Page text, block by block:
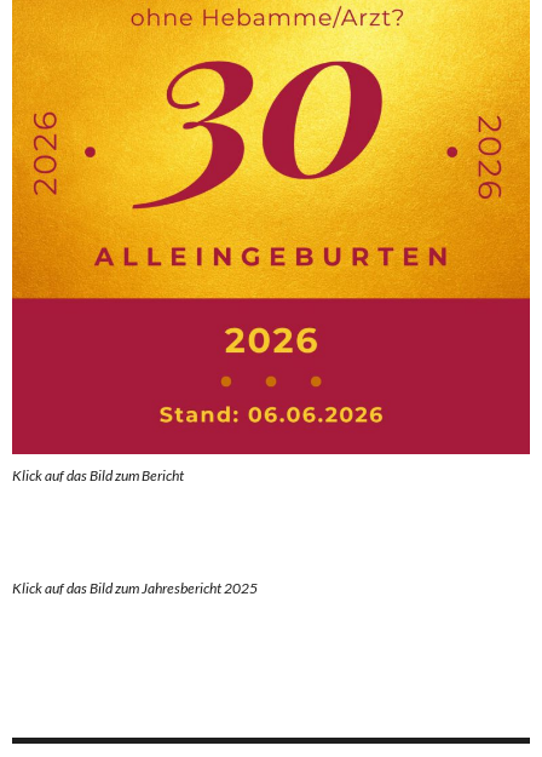
Klick auf das Bild zum Bericht
Klick auf das Bild zum Jahresbericht 2025